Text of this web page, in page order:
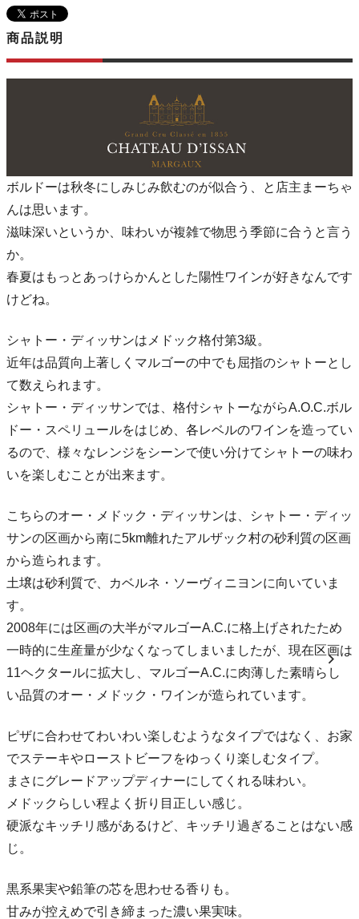
商品説明
ボルドーは秋冬にしみじみ飲むのが似合う、と店主まーちゃ
んは思います。
滋味深いというか、味わいが複雑で物思う季節に合うと言う
か。
春夏はもっとあっけらかんとした陽性ワインが好きなんです
けどね。
シャトー・ディッサンはメドック格付第3級。
近年は品質向上著しくマルゴーの中でも屈指のシャトーとし
て数えられます。
シャトー・ディッサンでは、格付シャトーながらA.O.C.ボル
ドー・スペリュールをはじめ、各レベルのワインを造ってい
るので、様々なレンジをシーンで使い分けてシャトーの味わ
いを楽しむことが出来ます。
こちらのオー・メドック・ディッサンは、シャトー・ディッ
サンの区画から南に5km離れたアルザック村の砂利質の区画
から造られます。
土壌は砂利質で、カベルネ・ソーヴィニヨンに向いていま
す。
2008年には区画の大半がマルゴーA.C.に格上げされたため
一時的に生産量が少なくなってしまいましたが、現在区画は
11ヘクタールに拡大し、マルゴーA.C.に肉薄した素晴らし
い品質のオー・メドック・ワインが造られています。
ピザに合わせてわいわい楽しむようなタイプではなく、お家
でステーキやローストビーフをゆっくり楽しむタイプ。
まさにグレードアップディナーにしてくれる味わい。
メドックらしい程よく折り目正しい感じ。
硬派なキッチリ感があるけど、キッチリ過ぎることはない感
じ。
黒系果実や鉛筆の芯を思わせる香りも。
甘みが控えめで引き締まった濃い果実味。